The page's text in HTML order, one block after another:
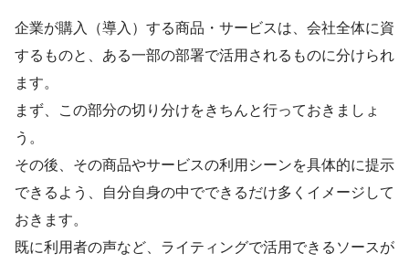
企業が購入（導入）する商品・サービスは、会社全体に資
するものと、ある一部の部署で活用されるものに分けられ
ます。
まず、この部分の切り分けをきちんと行っておきましょ
う。
その後、その商品やサービスの利用シーンを具体的に提示
できるよう、自分自身の中でできるだけ多くイメージして
おきます。
既に利用者の声など、ライティングで活用できるソースが